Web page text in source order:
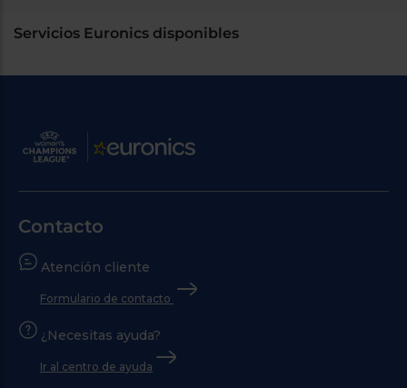
Servicios Euronics disponibles
Contacto
Atención cliente
Formulario de contacto
¿Necesitas ayuda?
Ir al centro de ayuda